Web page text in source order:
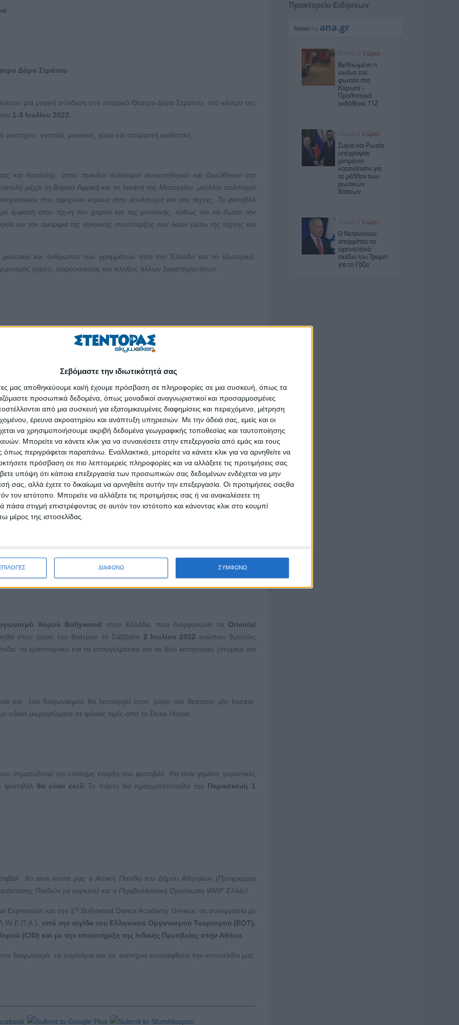
Σεβόμαστε την ιδιωτικότητά σας
μας αποθηκεύουμε και/ή έχουμε πρόσβαση σε πληροφορίες σε μια συσκευή, όπως τα
προσωπικά δεδομένα, όπως μοναδικοί αναγνωριστικοί και προσαρμοσμένες
από μια συσκευή για εξατομικευμένες διαφημίσεις και περιεχόμενο, μέτρηση
έρευνα ακροατηρίου και ανάπτυξη υπηρεσιών. Με την άδειά σας, εμείς και οι
να χρησιμοποιήσουμε ακριβή δεδομένα γεωγραφικής τοποθεσίας και ταυτοποίησης
Μπορείτε να κάνετε κλικ για να συναινέσετε στην επεξεργασία από εμάς και τους
περιγράφεται παραπάνω. Εναλλακτικά, μπορείτε να κάνετε κλικ για να αρνηθείτε να
πρόσβαση σε πιο λεπτομερείς πληροφορίες και να αλλάξετε τις προτιμήσεις σας
υπόψη ότι κάποια επεξεργασία των προσωπικών σας δεδομένων ενδέχεται να μην
σας, αλλά έχετε το δικαίωμα να αρνηθείτε αυτήν την επεξεργασία. Οι προτιμήσεις σαςθα
τον ιστότοπο. Μπορείτε να αλλάξετε τις προτιμήσεις σας ή να ανακαλέσετε τη
στιγμή επιστρέφοντας σε αυτόν τον ιστότοπο και κάνοντας κλικ στο κουμπί
μέρος της ιστοσελίδας.
ΔΙΑΦΩΝΩ ΣΥΜΦΩΝΩ
Δόρα Στράτου
μια μαγική σύνδεση στο ιστορικό Θέατρο Δόρα Στράτου, στο κέντρο της
1-3 Ιουλίου 2022.
γοητεία, μουσική, χορό και απέραντη αισθητική.
και Ανατολής, όπου ποικίλοι πολιτισμοί συναντήθηκαν και ζυμώθηκαν στο
μέχρι τη Βόρεια Αφρική και τη λεκάνη της Μεσογείου, μεγάλοι πολιτισμοί
που αφορούν κυρίως στην κουλτούρα και στις τέχνες. Το φεστιβάλ
με έμφαση στην τέχνη του χορού και της μουσικής, καθώς και να δώσει την
και την ομορφιά της ειρηνικής συνύπαρξης των λαών μέσω της τέχνης και
και άνθρωποι των γραμμάτων από την Ελλάδα και το εξωτερικό.
χορού, παρουσιάσεις και πλήθος άλλων δραστηριοτήτων.
επισκέπτες θα έχουν τη δυνατότητα να παρακολουθήσουν 13 διαφορετικά
χορογραφίες:
Traditional Bollywood,Bollywood
,Tollywood,
Master Trainingτου προγράμματος«Γίνε πιστοποιημένος δάσκαλος
στην Ελλάδα, δασκάλα, χορογράφος και performerΆννα Δημητράτου
δάσκαλος και performerSumon Rudra(Bollywood Item Song, Western
τις ΗΠΑ, η Carolina Rubio(Odissi Dance) από την Ισπανία, ηVinatha
(Κathak) από την Πολωνία, oLavesh Pritmani(Bhangra Bollywood) από τις
oPavan Prasad (Tollywood) από τη Γερμανία, οAmit Patel(Bollywood
Γαλλία κ.ά.
(Σάββατο 2 και Κυριακή 3 Ιουλίου 2022) θα εμφανιστούν μεγάλοι δάσκαλοι,
μοναδικούς χορευτικούς συνδυασμούς και σύνολα. Μαζί τους
Χορού Bollywood στην Ελλάδα, που διοργανώνει τα Oriental
στον χώρο του θεάτρου το Σάββατο 2 Ιουλίου 2022 ενώπιον 9μελούς
το ερασιτεχνικό και το επαγγελματικό και σε δύο κατηγορίες (ατομικό και
και του διαγωνισμού θα λειτουργεί στον χώρο του θεάτρου μίνι bazaar.
μικρογεύματα σε φιλικές τιμές από το Dosa House.
σηματοδοτεί την επίσημη έναρξη του φεστιβάλ. Θα είναι γεμάτο χορευτικές
φεστιβάλ θα είναι εκεί! Το πάρτυ θα πραγματοποιηθεί την Παρασκευή 1
θα είναι κοντά μας η Αστική Πανίδα του Δήμου Αθηναίων (Πρόγραμμα
Παιδιών με καρκίνο) και η Περιβαλλοντική Οργάνωση WWF Ελλάς!
Expression και την 1stBollywood Dance Academy Greece, σε συνεργασία με
υπό την αιγίδα του Ελληνικού Οργανισμού Τουρισμού (ΕΟΤ),
(CID) και με την υποστήριξη της Ινδικής Πρεσβείας στην Αθήνα.
διαγωνισμό, τα σεμινάρια και τα εισιτήρια επισκεφθείτε την ιστοσελίδα μας:
Πρακτορείο Ειδήσεων